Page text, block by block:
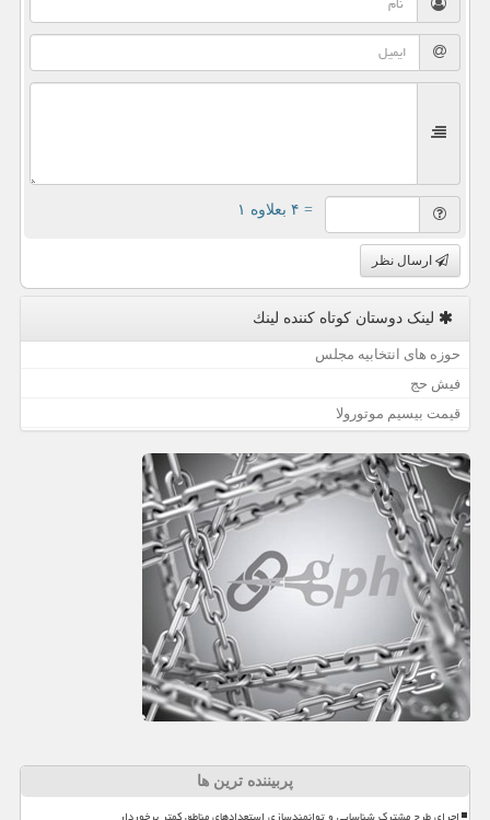
= ۴ بعلاوه ۱
ارسال نظر
لینک دوستان كوتاه كننده لینك
حوزه های انتخابیه مجلس
فیش حج
قیمت بیسیم موتورولا
پربیننده ترین ها